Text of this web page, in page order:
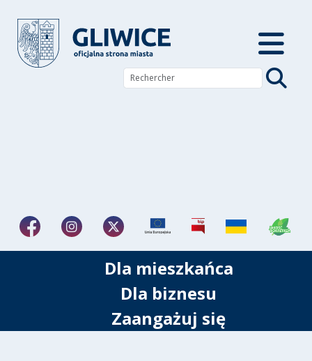
Dla mieszkańca
Dla biznesu
Zaangażuj się